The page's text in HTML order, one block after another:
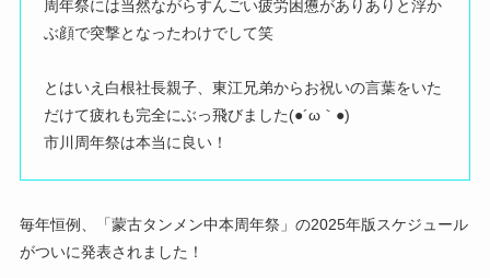
周年祭には当然ながらすんごい疲労困憊がありありと浮か
ぶ顔で突撃となったわけでして笑
とはいえ白根社長親子、東江兄弟からお祝いの言葉をいた
だけて疲れも完全にぶっ飛びました(●´ω｀●)
市川周年祭は本当に良い！
毎年恒例、「蒙古タンメン中本周年祭」の2025年版スケジュール
がついに発表されました！